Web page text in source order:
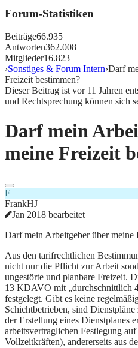
Forum-Statistiken
Beiträge66.935
Antworten362.008
Mitglieder16.823
›Sonstiges & Forum Intern›Darf
Freizeit bestimmen?
Dieser Beitrag ist vor 11 Jahren
und Rechtsprechung können sich
Darf mein
meine Freizeit
F
FrankHJ
Jan 2018 bearbeitet
Darf mein Arbeitgeber über meine
Aus den tarifrechtlichen
nicht nur die Pflicht zur Arbeit
ungestörte und planbare Freizeit.
13 KDAVO mit „durchschnittlich
festgelegt. Gibt es keine
Schichtbetrieben, sind
der Erstellung eines Dienstplanes
arbeitsvertraglichen Festlegung
Vollzeitkräften), andererseits aus